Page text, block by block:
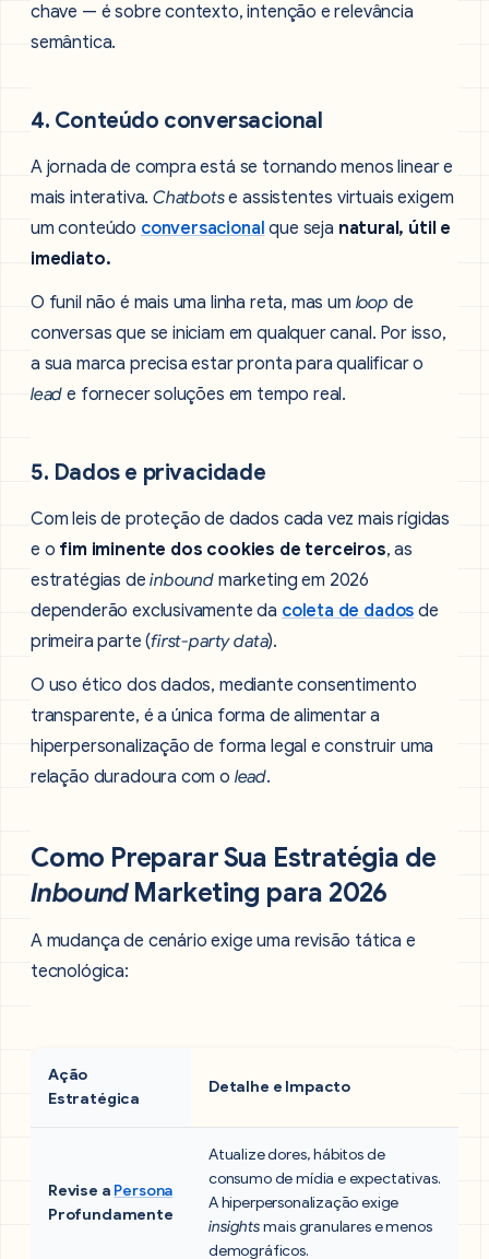
chave — é sobre contexto, intenção e relevância
semântica.
4. Conteúdo conversacional
A jornada de compra está se tornando menos linear e
mais interativa.Chatbotse assistentes virtuais exigem
um conteúdo conversacional que seja natural, útil e
imediato.
O funil não é mais uma linha reta, mas um loop de
conversas que se iniciam em qualquer canal. Por isso,
a sua marca precisa estar pronta para qualificar o
lead e fornecer soluções em tempo real.
5. Dados e privacidade
Com leis de proteção de dados cada vez mais rígidas
e o fim iminente dos cookies de terceiros, as
estratégias deinbound marketing em 2026
dependerão exclusivamente da coleta de dados de
primeira parte (first-party data).
O uso ético dos dados, mediante consentimento
transparente, é a única forma de alimentar a
hiperpersonalização de forma legal e construir uma
relação duradoura com o lead.
Como Preparar Sua Estratégia de
Inbound Marketing para 2026
A mudança de cenário exige uma revisão tática e
tecnológica:
Ação
Estratégica
Detalhe e Impacto
Revise a Persona
Profundamente
Atualize dores, hábitos de
consumo de mídia e expectativas.
A hiperpersonalização exige
insightsmais granulares e menos
demográficos.